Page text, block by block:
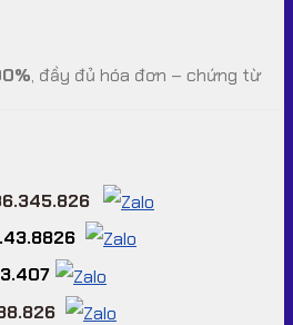
, đầy đủ hóa đơn – chứng từ